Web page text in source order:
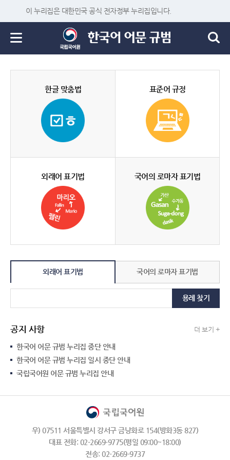
이 누리집은 대한민국 공식 전자정부 누리집입니다.
한글 맞춤법 표준어 규정
외래어 표기법 국어의 로마자 표기법
외래어 표기법 국어의 로마자 표기법
용례 찾기
공지 사항 더 보기 +
한국어 어문 규범 누리집 중단 안내
한국어 어문 규범 누리집 일시 중단 안내
국립국어원 어문 규범 누리집 안내
우) 07511 서울특별시 강서구 금낭화로 154(방화3동 827)
대표 전화: 02-2669-9775(평일 09:00~18:00)
전송: 02-2669-9737